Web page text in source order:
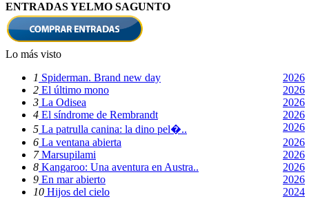
ENTRADAS YELMO SAGUNTO
Lo más visto
1 Spiderman. Brand new day
2026
2 El último mono
2026
3 La Odisea
2026
4 El síndrome de Rembrandt
2026
5 La patrulla canina: la dino pel�..
2026
6 La ventana abierta
2026
7Marsupilami
2026
8 Kangaroo: Una aventura en Austra..
2026
9 En mar abierto
2026
10 Hijos del cielo
2024